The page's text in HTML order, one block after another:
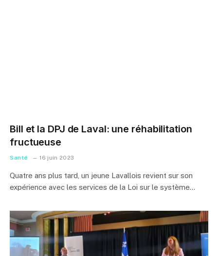
Bill et la DPJ de Laval: une réhabilitation
fructueuse
Santé 16 juin 2023
Quatre ans plus tard, un jeune Lavallois revient sur son
expérience avec les services de la Loi sur le système…